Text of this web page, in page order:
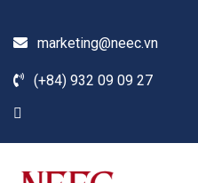
marketing@neec.vn
(+84) 932 09 09 27